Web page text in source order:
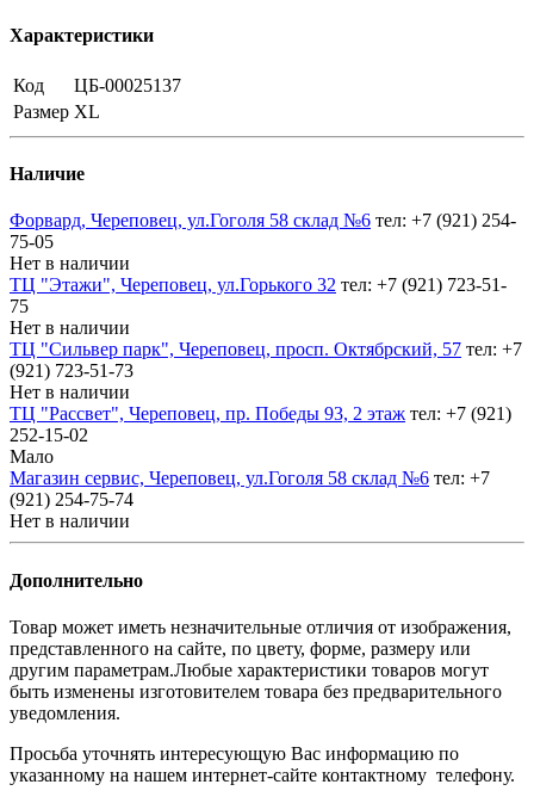
Характеристики
Код
ЦБ-00025137
Размер XL
Наличие
Форвард, Череповец, ул.Гоголя 58 склад №6 тел: +7 (921) 254-
75-05
Нет в наличии
ТЦ "Этажи", Череповец, ул.Горького 32 тел: +7 (921) 723-51-
75
Нет в наличии
ТЦ "Сильвер парк", Череповец, просп. Октябрский, 57 тел: +7
(921) 723-51-73
Нет в наличии
ТЦ "Рассвет", Череповец, пр. Победы 93, 2 этаж тел: +7 (921)
252-15-02
Мало
Магазин сервис, Череповец, ул.Гоголя 58 склад №6 тел: +7
(921) 254-75-74
Нет в наличии
Дополнительно
Товар может иметь незначительные отличия от изображения,
представленного на сайте, по цвету, форме, размеру или
другим параметрам.Любые характеристики товаров могут
быть изменены изготовителем товара без предварительного
уведомления.
Просьба уточнять интересующую Вас информацию по
указанному на нашем интернет-сайте контактному телефону.